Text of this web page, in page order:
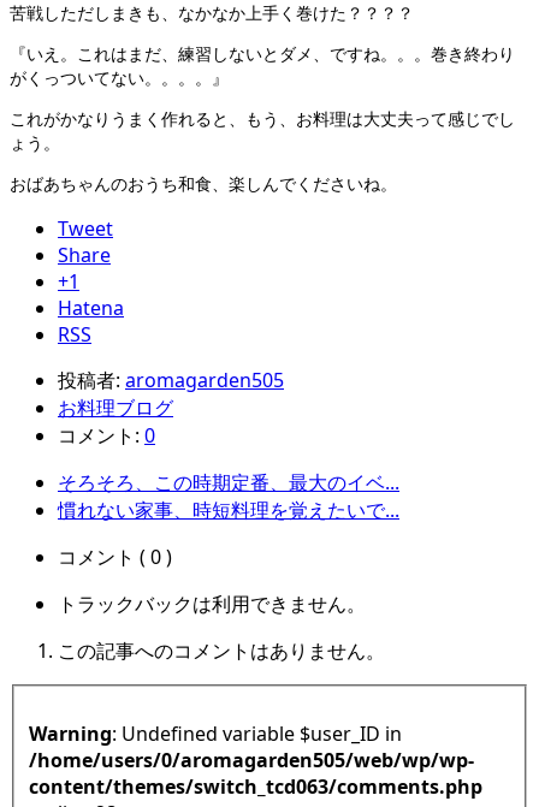
苦戦しただしまきも、なかなか上手く巻けた？？？？
『いえ。これはまだ、練習しないとダメ、ですね。。。巻き終わり
がくっついてない。。。。』
これがかなりうまく作れると、もう、お料理は大丈夫って感じでし
ょう。
おばあちゃんのおうち和食、楽しんでくださいね。
Tweet
Share
+1
Hatena
RSS
投稿者: aromagarden505
お料理ブログ
コメント: 0
そろそろ、この時期定番、最大のイベ...
慣れない家事、時短料理を覚えたいで...
コメント ( 0 )
トラックバックは利用できません。
この記事へのコメントはありません。
Warning : Undefined variable $user_ID in
/home/users/0/aromagarden505/web/wp/wp-
content/themes/switch_tcd063/comments.php